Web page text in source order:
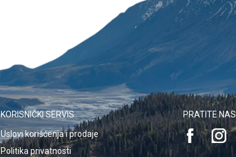
KORISNIČKI SERVIS
Uslovi korišćenja i prodaje
Politika privatnosti
PRATITE NAS